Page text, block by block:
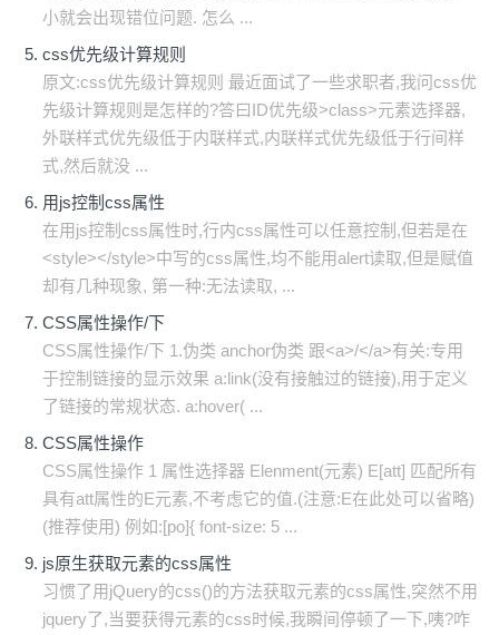
小就会出现错位问题. 怎么 ...
css优先级计算规则
原文:css优先级计算规则 最近面试了一些求职者,我问css优
先级计算规则是怎样的?答曰ID优先级>class>元素选择器,
外联样式优先级低于内联样式,内联样式优先级低于行间样
式,然后就没 ...
用js控制css属性
在用js控制css属性时,行内css属性可以任意控制,但若是在
<style></style>中写的css属性,均不能用alert读取,但是赋值
却有几种现象, 第一种:无法读取, ...
CSS属性操作/下
CSS属性操作/下 1.伪类 anchor伪类 跟<a>/</a>有关:专用
于控制链接的显示效果 a:link(没有接触过的链接),用于定义
了链接的常规状态. a:hover( ...
CSS属性操作
CSS属性操作 1 属性选择器 Elenment(元素) E[att] 匹配所有
具有att属性的E元素,不考虑它的值.(注意:E在此处可以省略)
(推荐使用) 例如:[po]{ font-size: 5 ...
js原生获取元素的css属性
习惯了用jQuery的css()的方法获取元素的css属性,突然不用
jquery了,当要获得元素的css时候,我瞬间停顿了一下,咦?咋